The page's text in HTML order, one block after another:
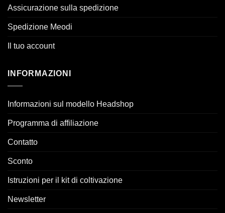
Assicurazione sulla spedizione
Spedizione Meodi
Il tuo account
INFORMAZIONI
Informazioni sul modello Headshop
Programma di affiliazione
Contatto
Sconto
Istruzioni per il kit di coltivazione
Newsletter